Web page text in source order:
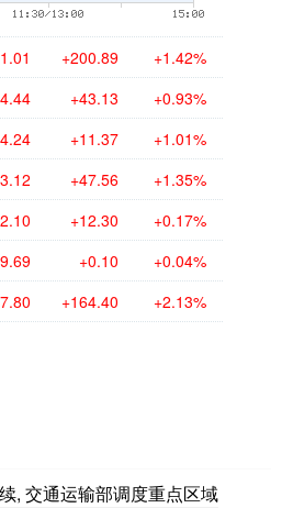
+200.89 +1.42%
+43.13 +0.93%
+11.37 +1.01%
+47.56 +1.35%
+12.30 +0.17%
+0.10 +0.04%
+164.40 +2.13%
, 交通运输部调度重点区域